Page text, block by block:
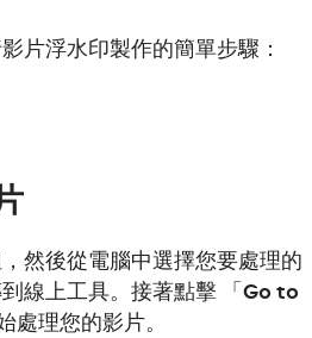
片浮水印製作的簡單步驟：
，然後從電腦中選擇您要處理的
線上工具。接著點擊 「Go to
處理您的影片。